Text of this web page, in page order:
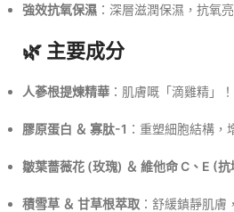
強效抗氧保濕 ：深層滋潤保濕，抗氧
🌿 主要成分
人蔘根提煉精華 ：肌膚嘅「滴雞精」
膠原蛋白 ＆ 寡肽-1 ：重塑細胞結構，
皺葉薔薇花 (玫瑰) ＆ 維他命 C、E (
積雪草 ＆ 甘草根萃取 ：舒緩鎮靜肌膚